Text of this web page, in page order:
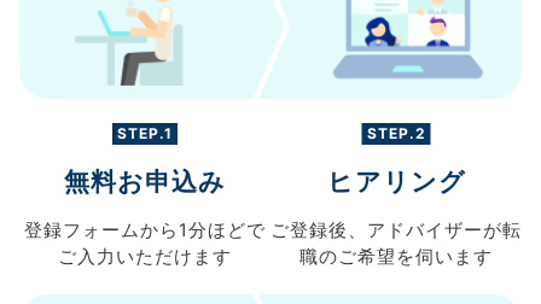
STEP.1
無料お申込み
登録フォームから 1分ほどで
ご入力 いただけます
STEP.2
ヒアリング
ご登録後、 アドバイザーが転
職のご希望を伺います